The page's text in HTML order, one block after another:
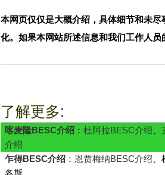
本网页仅仅是大概介绍，具体细节和未
化。如果本网站所述信息和我们工作人
了解更多:
喀麦隆BESC介绍： 杜阿拉BESC介绍
介绍
乍得BESC介绍： 恩贾梅纳BESC介绍
各斯。